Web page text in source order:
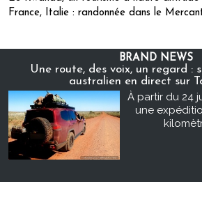
France, Italie : randonnée dans le
BRAND NEWS
Une route, des voix, un regard :
australien en direct sur
À partir du 24
une